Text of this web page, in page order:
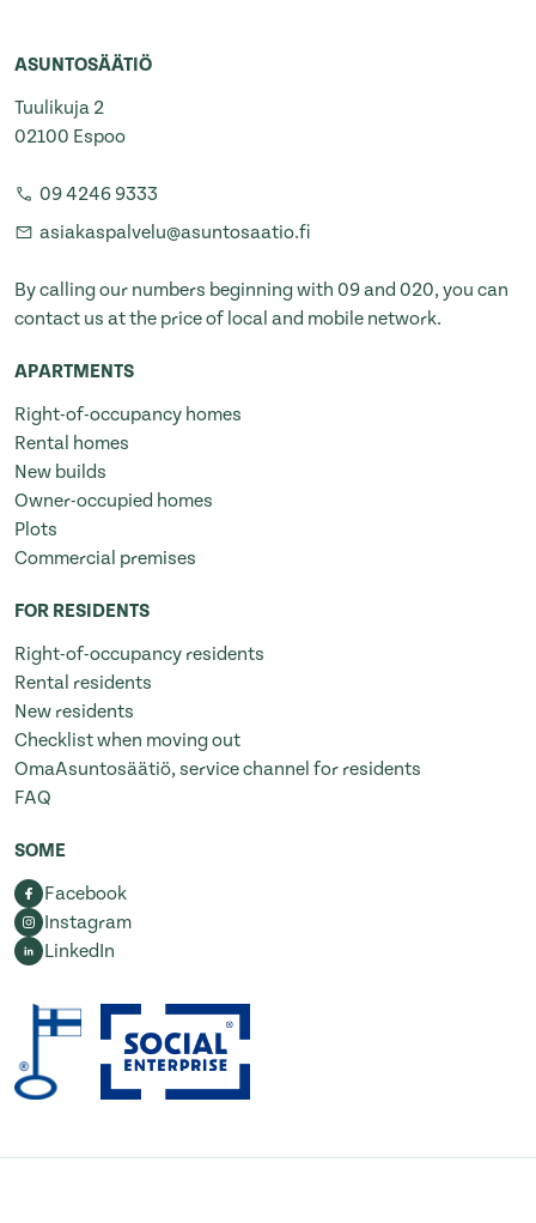
ASUNTOSÄÄTIÖ
Tuulikuja 2
02100 Espoo
09 4246 9333
asiakaspalvelu@asuntosaatio.fi
By calling our numbers beginning with 09 and 020, you can
contact us at the price of local and mobile network.
APARTMENTS
Right-of-occupancy homes
Rental homes
New builds
Owner-occupied homes
Plots
Commercial premises
FOR RESIDENTS
Right-of-occupancy residents
Rental residents
New residents
Checklist when moving out
OmaAsuntosäätiö, service channel for residents
FAQ
SOME
Facebook
Instagram
LinkedIn